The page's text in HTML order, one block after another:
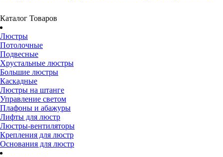
Каталог Товаров
Люстры
Потолочные
Подвесные
Хрустальные люстры
Большие люстры
Каскадные
Люстры на штанге
Управление светом
Плафоны и абажуры
Лифты для люстр
Люстры-вентиляторы
Крепления для люстр
Основания для люстр